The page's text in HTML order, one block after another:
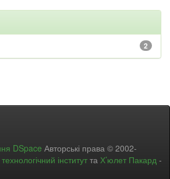
2
DSpace Авторські права © 2002-
інститут та Х’юлет Пакард -